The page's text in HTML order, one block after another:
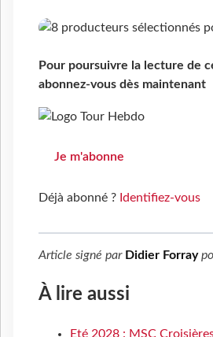
Pour poursuivre la lecture de
abonnez-vous dès maintenant
Je m'abonne
Déjà abonné ? Identifiez-vous
Article signé par Didier Forray
À lire aussi
Eté 2028 : MSC